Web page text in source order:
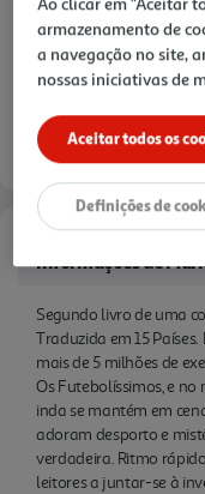
mistério. Leitura que
Informações de
Segundo livro de uma
Traduzida em 15
mais de 5 milhões de
Os Futebolíssimos, e
inda se mantém em
adoram desporto e
verdadeira. Ritmo
leitores a juntar-se à
armazenamento de
a navegação no site,
nossas iniciativas de
Aceitar todos os
Definições de